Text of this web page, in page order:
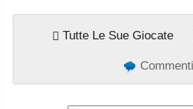
Tutte Le Sue Giocate
Commenti